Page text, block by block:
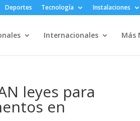
Deportes Tecnología Instalaciones
Internacionales Más
leyes para
en